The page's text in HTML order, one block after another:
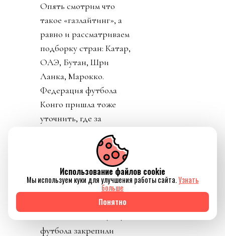
Опять смотрим что
такое «газлайтинг», а
равно и рассматриваем
подборку стран: Катар,
ОАЭ, Бутан, Шри
Ланка, Марокко.
Федерация футбола
Конго пришла тоже
уточнить, где за
поддержку Инфантино
им выдадут их взятку и
поблагодарить лично
товарища Инфантино за
развитие конголезского
футбола. Английская и
футбола закрепили
Использование файлов cookie
Мы используем куки для улучшения работы сайта.Узнать
больше
Понятно